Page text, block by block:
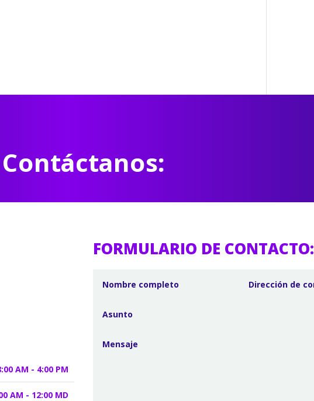
Contáctanos:
AM - 4:00 PM
AM - 12:00 MD
FORMULARIO DE CONTACTO: